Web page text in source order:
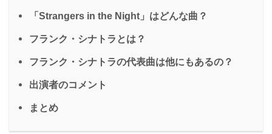
「Strangers in the Night」はどんな曲？
フランク・シナトラとは？
フランク・シナトラの代表曲は他にもあるの？
出演者のコメント
まとめ